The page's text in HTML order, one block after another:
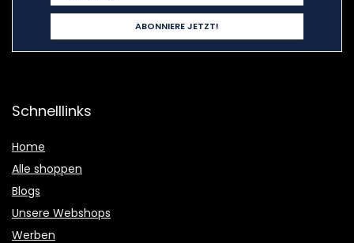
Schnelllinks
Home
Alle shoppen
Blogs
Unsere Webshops
Werben